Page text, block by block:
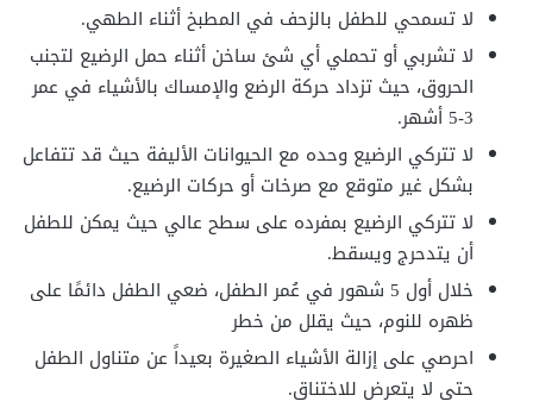
لا تسمحي للطفل بالزحف في المطبخ أثناء الطهي.
لا تشربي أو تحملي أي شئ ساخن أثناء حمل الرضيع لتجنب
الحروق، حيث تزداد حركة الرضع والإمساك بالأشياء في عمر
3-5 أشهر.
لا تتركي الرضيع وحده مع الحيوانات الأليفة حيث قد تتفاعل
بشكل غير متوقع مع صرخات أو حركات الرضيع.
لا تتركي الرضيع بمفرده على سطح عالي حيث يمكن للطفل
أن يتدحرج ويسقط.
خلال أول 5 شهور في عُمر الطفل، ضعي الطفل دائمًا على
ظهره للنوم، حيث يقلل من خطر
احرصي على إزالة الأشياء الصغيرة بعيداً عن متناول الطفل
حتى لا يتعرض للاختناق.